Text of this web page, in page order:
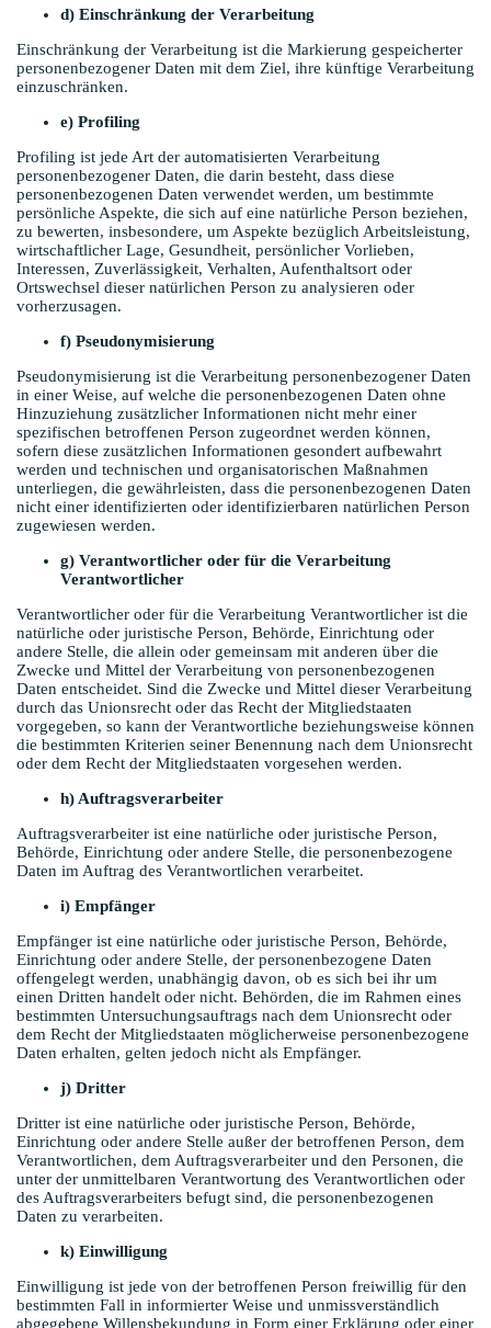
d) Einschränkung der Verarbeitung
Einschränkung der Verarbeitung ist die Markierung gespeicherter
personenbezogener Daten mit dem Ziel, ihre künftige Verarbeitung
einzuschränken.
e) Profiling
Profiling ist jede Art der automatisierten Verarbeitung
personenbezogener Daten, die darin besteht, dass diese
personenbezogenen Daten verwendet werden, um bestimmte
persönliche Aspekte, die sich auf eine natürliche Person beziehen,
zu bewerten, insbesondere, um Aspekte bezüglich Arbeitsleistung,
wirtschaftlicher Lage, Gesundheit, persönlicher Vorlieben,
Interessen, Zuverlässigkeit, Verhalten, Aufenthaltsort oder
Ortswechsel dieser natürlichen Person zu analysieren oder
vorherzusagen.
f) Pseudonymisierung
Pseudonymisierung ist die Verarbeitung personenbezogener Daten
in einer Weise, auf welche die personenbezogenen Daten ohne
Hinzuziehung zusätzlicher Informationen nicht mehr einer
spezifischen betroffenen Person zugeordnet werden können,
sofern diese zusätzlichen Informationen gesondert aufbewahrt
werden und technischen und organisatorischen Maßnahmen
unterliegen, die gewährleisten, dass die personenbezogenen Daten
nicht einer identifizierten oder identifizierbaren natürlichen Person
zugewiesen werden.
g) Verantwortlicher oder für die Verarbeitung
Verantwortlicher
Verantwortlicher oder für die Verarbeitung Verantwortlicher ist die
natürliche oder juristische Person, Behörde, Einrichtung oder
andere Stelle, die allein oder gemeinsam mit anderen über die
Zwecke und Mittel der Verarbeitung von personenbezogenen
Daten entscheidet. Sind die Zwecke und Mittel dieser Verarbeitung
durch das Unionsrecht oder das Recht der Mitgliedstaaten
vorgegeben, so kann der Verantwortliche beziehungsweise können
die bestimmten Kriterien seiner Benennung nach dem Unionsrecht
oder dem Recht der Mitgliedstaaten vorgesehen werden.
h) Auftragsverarbeiter
Auftragsverarbeiter ist eine natürliche oder juristische Person,
Behörde, Einrichtung oder andere Stelle, die personenbezogene
Daten im Auftrag des Verantwortlichen verarbeitet.
i) Empfänger
Empfänger ist eine natürliche oder juristische Person, Behörde,
Einrichtung oder andere Stelle, der personenbezogene Daten
offengelegt werden, unabhängig davon, ob es sich bei ihr um
einen Dritten handelt oder nicht. Behörden, die im Rahmen eines
bestimmten Untersuchungsauftrags nach dem Unionsrecht oder
dem Recht der Mitgliedstaaten möglicherweise personenbezogene
Daten erhalten, gelten jedoch nicht als Empfänger.
j) Dritter
Dritter ist eine natürliche oder juristische Person, Behörde,
Einrichtung oder andere Stelle außer der betroffenen Person, dem
Verantwortlichen, dem Auftragsverarbeiter und den Personen, die
unter der unmittelbaren Verantwortung des Verantwortlichen oder
des Auftragsverarbeiters befugt sind, die personenbezogenen
Daten zu verarbeiten.
k) Einwilligung
Einwilligung ist jede von der betroffenen Person freiwillig für den
bestimmten Fall in informierter Weise und unmissverständlich
abgegebene Willensbekundung in Form einer Erklärung oder einer